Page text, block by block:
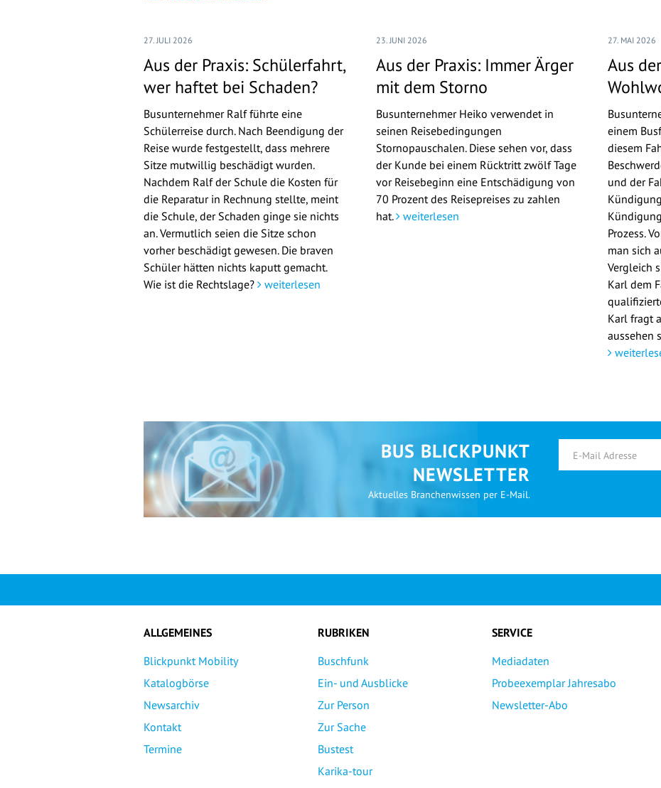
27. JULI 2026
Aus der Praxis: Schülerfahrt,
wer haftet bei Schaden?
Busunternehmer Ralf führte eine
Schülerreise durch. Nach Beendigung der
Reise wurde festgestellt, dass mehrere
Sitze mutwillig beschädigt wurden.
Nachdem Ralf der Schule die Kosten für
die Reparatur in Rechnung stellte, meint
die Schule, der Schaden ginge sie nichts
an. Vermutlich seien die Sitze schon
vorher beschädigt gewesen. Die braven
Schüler hätten nichts kaputt gemacht.
Wie ist die Rechtslage?
weiterlesen
23. JUNI 2026
Aus der Praxis: Immer Ärger
mit dem Storno
Busunternehmer Heiko verwendet in
seinen Reisebedingungen
Stornopauschalen. Diese sehen vor, dass
der Kunde bei einem Rücktritt zwölf Tage
vor Reisebeginn eine Entschädigung von
70 Prozent des Reisepreises zu zahlen
hat. weiterlesen
27. MAI 2026
Aus
einem
diesem
und der
Prozess.
man sich
Vergleich
Karl dem
Karl fragt
aussehen
BUS BLICKPUNKT
NEWSLETTER
Aktuelles Branchenwissen per E-Mail.
ALLGEMEINES
Blickpunkt Mobility
Katalogbörse
Newsarchiv
Kontakt
Termine
RUBRIKEN
Buschfunk
Ein- und Ausblicke
Zur Person
Zur Sache
Bustest
Karika-tour
SERVICE
Mediadaten
Probeexemplar Jahresabo
Newsletter-Abo